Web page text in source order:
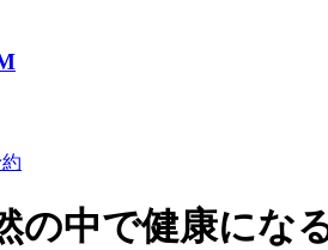
の中で健康にな